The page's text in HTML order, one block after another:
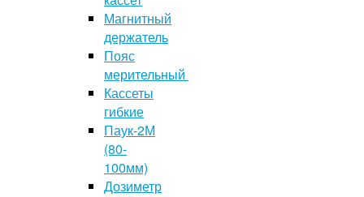
Магнитный
держатель
Пояс
мерительный
Кассеты
гибкие
Паук-2М
(80-
100мм)
Дозиметр